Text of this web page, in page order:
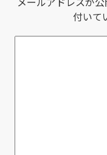
付いて